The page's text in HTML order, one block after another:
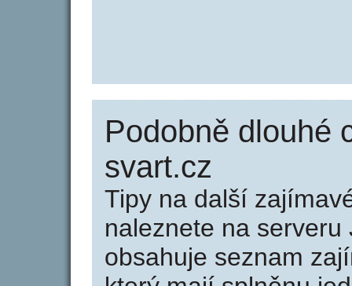
Podobně dlouhé
svart.cz
Tipy na další
naleznete na serveru
obsahuje seznam